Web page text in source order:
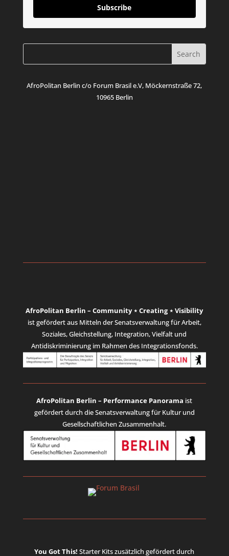
Subscribe
AfroPolitan Berlin c/o Forum Brasil e.V, Möckernstraße 72,
10965 Berlin
AfroPolitan Berlin – Community ⋆ Creating ⋆ Visibility
ist gefördert aus Mitteln der Senatsverwaltung für Arbeit,
Soziales, Gleichstellung, Integration, Vielfalt und
Antidiskriminierung im Rahmen des Integrationsfonds.
AfroPolitan Berlin – Performance Panorama ist
gefördert durch die Senatsverwaltung für Kultur und
Gesellschaftlichen Zusammenhalt.
You Got This! Starter Kitszusätzlich gefördert durch